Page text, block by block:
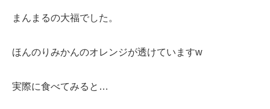
まんまるの大福でした。
ほんのりみかんのオレンジが透けていますw
実際に食べてみると…